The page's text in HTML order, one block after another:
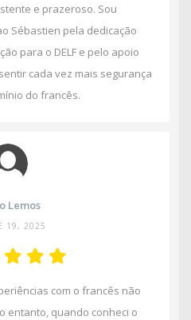
e prazeroso. Sou
Sébastien pela dedicação
para o DELF e pelo apoio
cada vez mais segurança
do francês.
Lemos
19, 2025
com o francês não
entanto, quando conheci o